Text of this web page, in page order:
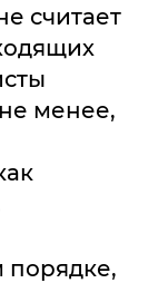
считает
менее,
порядке,